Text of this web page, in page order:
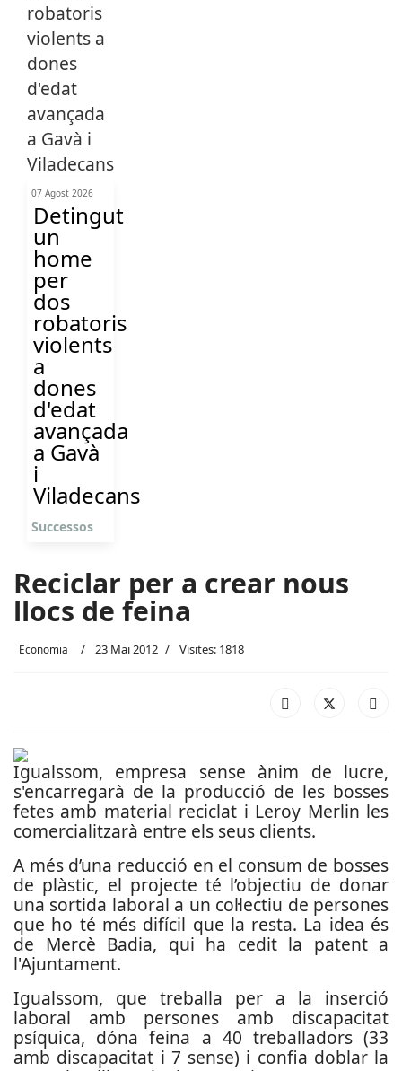
07 Agost 2026
Detingut
un
home
per
dos
robatoris
violents
a
dones
d'edat
avançada
a Gavà
i
Viladecans
Successos
Reciclar per a crear nous
llocs de feina
Economia 23 Mai 2012 Visites: 1818
Igualssom, empresa sense ànim de lucre,
s'encarregarà de la producció de les bosses
fetes amb material reciclat i Leroy Merlin les
comercialitzarà entre els seus clients.
A més d’una reducció en el consum de bosses
de plàstic, el projecte té l’objectiu de donar
una sortida laboral a un col·lectiu de persones
que ho té més difícil que la resta. La idea és
de Mercè Badia, qui ha cedit la patent a
l'Ajuntament.
Igualssom, que treballa per a la inserció
laboral amb persones amb discapacitat
psíquica, dóna feina a 40 treballadors (33
amb discapacitat i 7 sense) i confia doblar la